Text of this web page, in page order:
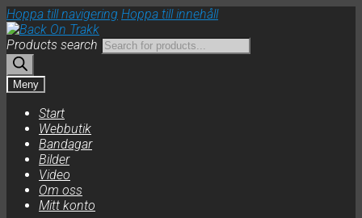
Hoppa till navigering Hoppa till innehåll
Products search
Meny
Start
Webbutik
Bandagar
Bilder
Video
Om oss
Mitt konto